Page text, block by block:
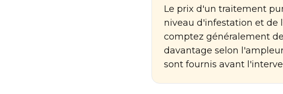
Le prix d'un traitement
niveau d'infestation et de
comptez généralement
davantage selon
sont fournis avant